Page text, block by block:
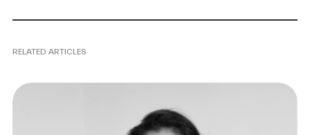
RELATED ARTICLES